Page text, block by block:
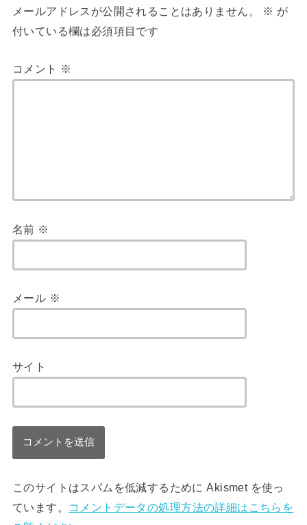
メールアドレスが公開されることはありません。 ※ が
付いている欄は必須項目です
コメント ※
名前 ※
メール ※
サイト
このサイトはスパムを低減するために Akismet を使っ
ています。
コメントデータの処理方法の詳細はこちらを